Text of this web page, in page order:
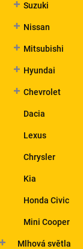
Suzuki
Nissan
Mitsubishi
Hyundai
Chevrolet
Dacia
Lexus
Chrysler
Kia
Honda Civic
Mini Cooper
Mlhová světla